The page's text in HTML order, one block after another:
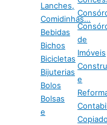
Lanches,
Comidinhas…
Bebidas
Bichos
Bicicletas
Bijuterias
Bolos
Bolsas
e
de
Imóveis
e